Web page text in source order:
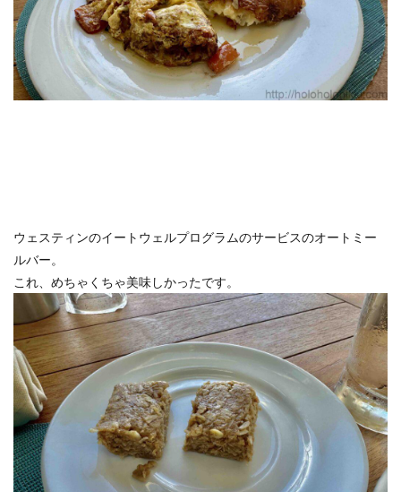
ウェスティンのイートウェルプログラムのサービスのオートミー
ルバー。
これ、めちゃくちゃ美味しかったです。